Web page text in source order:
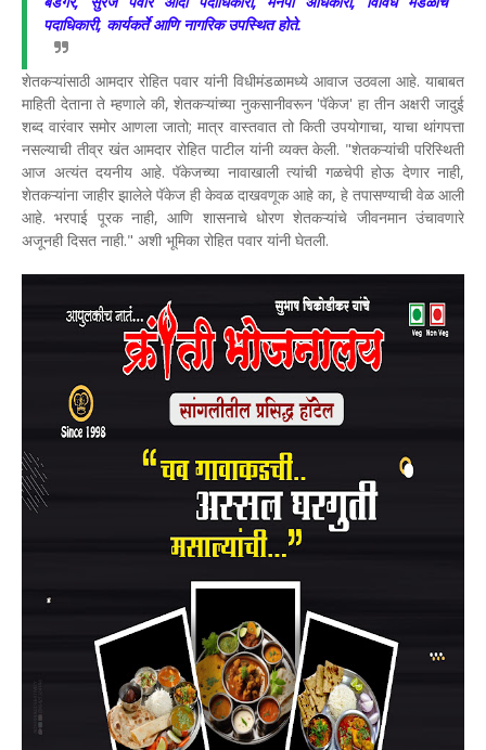
पदाधिकारी, कार्यकर्ते आणि नागरिक उपस्थित होते.
शेतकऱ्यांसाठी आमदार रोहित पवार यांनी विधीमंडळामध्ये आवाज उठवला आहे. याबाबत
माहिती देताना ते म्हणाले की, शेतकऱ्यांच्या नुकसानीवरून 'पॅकेज' हा तीन अक्षरी जादुई
शब्द वारंवार समोर आणला जातो; मात्र वास्तवात तो किती उपयोगाचा, याचा थांगपत्ता
नसल्याची तीव्र खंत आमदार रोहित पाटील यांनी व्यक्त केली. "शेतकऱ्यांची परिस्थिती
आज अत्यंत दयनीय आहे. पॅकेजच्या नावाखाली त्यांची गळचेपी होऊ देणार नाही,
शेतकऱ्यांना जाहीर झालेले पॅकेज ही केवळ दाखवणूक आहे का, हे तपासण्याची वेळ आली
आहे. भरपाई पूरक नाही, आणि शासनाचे धोरण शेतकऱ्यांचे जीवनमान उंचावणारे
अजूनही दिसत नाही." अशी भूमिका रोहित पवार यांनी घेतली.